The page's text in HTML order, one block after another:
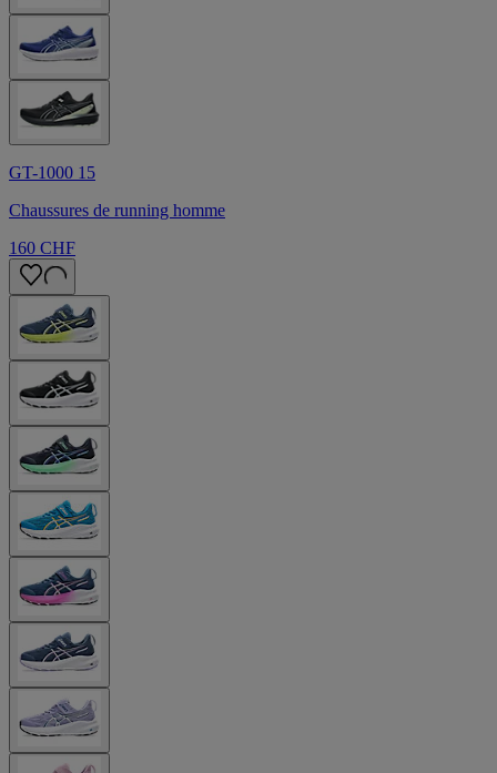
GT-1000 15
Chaussures de running homme
160 CHF